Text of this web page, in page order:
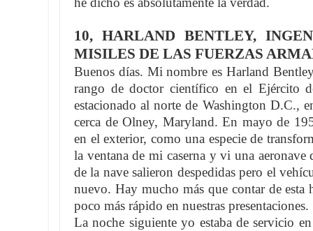
10, HARLAND BENTLEY,
MISILES DE LAS FUERZAS
Buenos días. Mi nombre es Harland
rango de doctor científico en el Ejército
estacionado al norte de Washington D.C.,
cerca de Olney, Maryland. En mayo de
en el exterior, como una especie de
la ventana de mi caserna y vi una aeronave
de la nave salieron despedidas pero el
nuevo. Hay mucho más que contar de esta
poco más rápido en nuestras presentaciones.
La noche siguiente yo estaba de servicio